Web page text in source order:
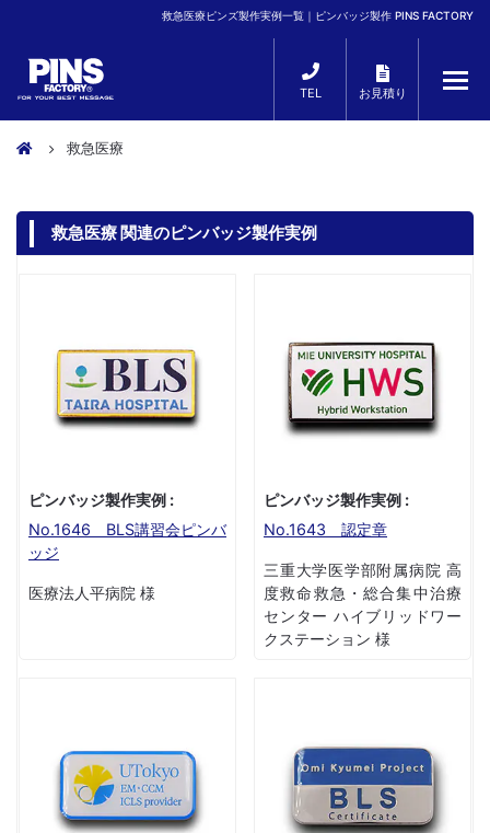
救急医療ピンズ製作実例一覧｜ピンバッジ製作 PINS FACTORY
TEL お見積り
救急医療
救急医療 関連のピンバッジ製作実例
ピンバッジ製作実例 :
No.1646 BLS講習会ピンバ
ッジ
医療法人平病院 様
ピンバッジ製作実例 :
No.1643 認定章
三重大学医学部附属病院 高
度救命救急・総合集中治療
センター ハイブリッドワー
クステーション 様